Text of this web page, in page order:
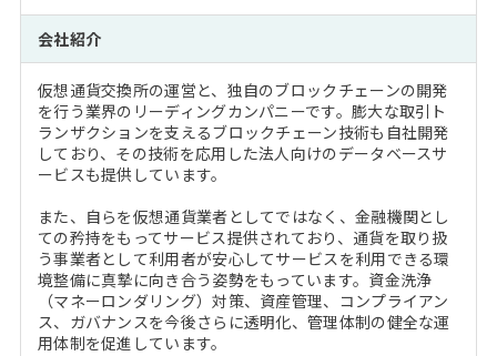
会社紹介
仮想通貨交換所の運営と、独自のブロックチェーンの開発
を行う業界のリーディングカンパニーです。膨大な取引ト
ランザクションを支えるブロックチェーン技術も自社開発
しており、その技術を応用した法人向けのデータベースサ
ービスも提供しています。
また、自らを仮想通貨業者としてではなく、金融機関とし
ての矜持をもってサービス提供されており、通貨を取り扱
う事業者として利用者が安心してサービスを利用できる環
境整備に真摯に向き合う姿勢をもっています。資金洗浄
（マネーロンダリング）対策、資産管理、コンプライアン
ス、ガバナンスを今後さらに透明化、管理体制の健全な運
用体制を促進しています。